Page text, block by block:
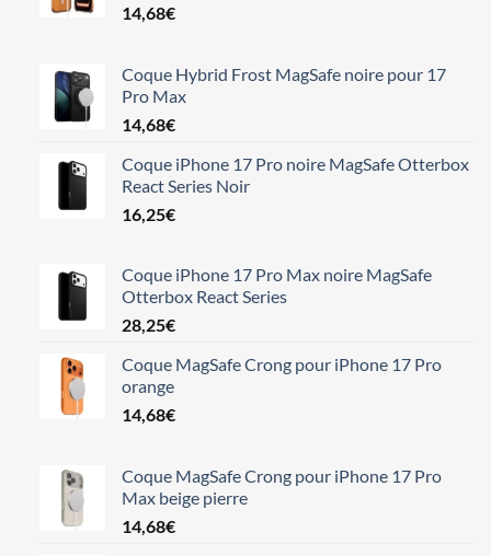
14,68€
Coque Hybrid Frost MagSafe noire pour 17
Pro Max
14,68€
Coque iPhone 17 Pro noire MagSafe Otterbox
React Series Noir
16,25€
Coque iPhone 17 Pro Max noire MagSafe
Otterbox React Series
28,25€
Coque MagSafe Crong pour iPhone 17 Pro
orange
14,68€
Coque MagSafe Crong pour iPhone 17 Pro
Max beige pierre
14,68€